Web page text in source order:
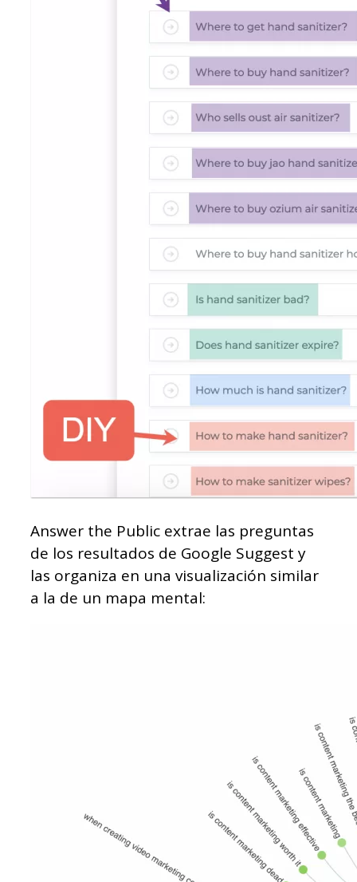
Answer the Public extrae las preguntas
de los resultados de Google Suggest y
las organiza en una visualización similar
a la de un mapa mental: